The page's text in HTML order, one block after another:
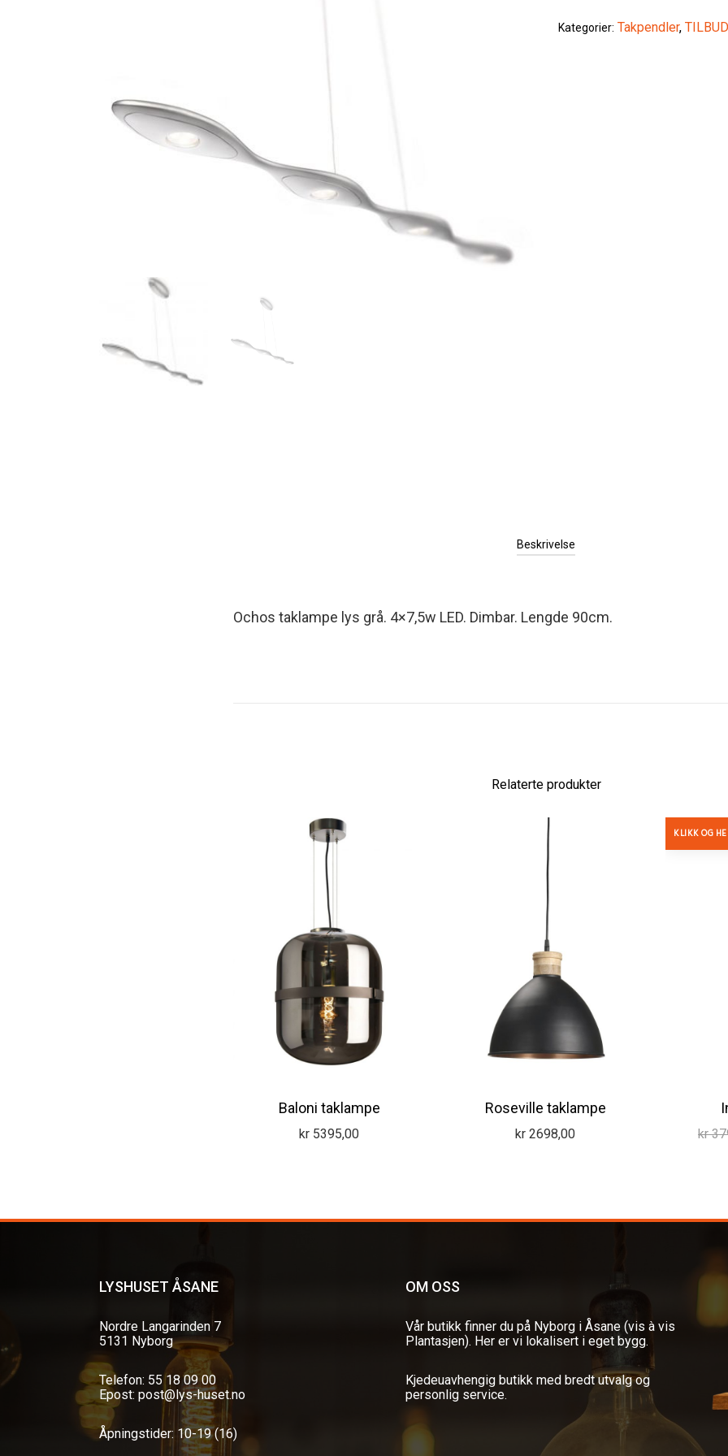
Kategorier: Takpendler, TILBUD
Beskrivelse
Ochos taklampe lys grå. 4×7,5w LED. Dimbar. Lengde 90cm.
Relaterte produkter
Baloni taklampe
kr 5395,00
Roseville taklampe
kr 2698,00
KLIKK OG
kr
LYSHUSET ÅSANE
Nordre Langarinden 7
5131 Nyborg
Telefon: 55 18 09 00
Epost: post@lys-huset.no
Åpningstider: 10-19 (16)
OM OSS
Vår butikk finner du på Nyborg i Åsane (vis à vis
Plantasjen). Her er vi lokalisert i eget bygg.
Kjedeuavhengig butikk med bredt utvalg og
personlig service.